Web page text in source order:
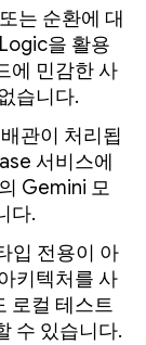
는 순환에 대
을 활용
에 민감한 사
습니다.
관이 처리됩
서비스에
Gemini 모
다.
입 전용이 아
키텍처를 사
로컬 테스트
수 있습니다.